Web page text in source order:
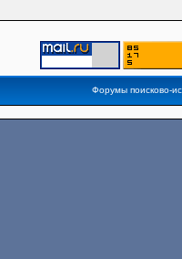
Форумы поисково-